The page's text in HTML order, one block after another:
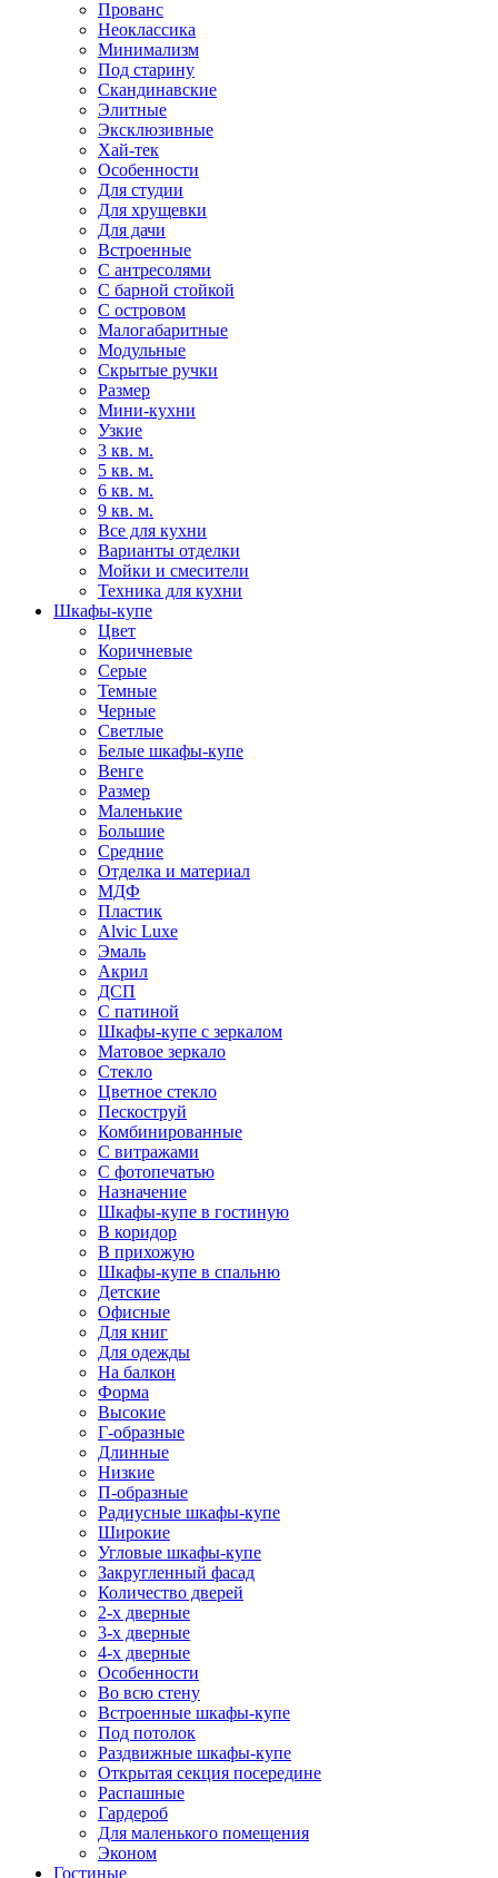
Прованс
Неоклассика
Минимализм
Под старину
Скандинавские
Элитные
Эксклюзивные
Хай-тек
Особенности
Для студии
Для хрущевки
Для дачи
Встроенные
С антресолями
С барной стойкой
С островом
Малогабаритные
Модульные
Скрытые ручки
Размер
Мини-кухни
Узкие
3 кв. м.
5 кв. м.
6 кв. м.
9 кв. м.
Все для кухни
Варианты отделки
Мойки и смесители
Техника для кухни
Шкафы-купе
Цвет
Коричневые
Серые
Темные
Черные
Светлые
Белые шкафы-купе
Венге
Размер
Маленькие
Большие
Средние
Отделка и материал
МДФ
Пластик
Alvic Luxe
Эмаль
Акрил
ДСП
С патиной
Шкафы-купе с зеркалом
Матовое зеркало
Стекло
Цветное стекло
Пескоструй
Комбинированные
С витражами
С фотопечатью
Назначение
Шкафы-купе в гостиную
В коридор
В прихожую
Шкафы-купе в спальню
Детские
Офисные
Для книг
Для одежды
На балкон
Форма
Высокие
Г-образные
Длинные
Низкие
П-образные
Радиусные шкафы-купе
Широкие
Угловые шкафы-купе
Закругленный фасад
Количество дверей
2-х дверные
3-х дверные
4-х дверные
Особенности
Во всю стену
Встроенные шкафы-купе
Под потолок
Раздвижные шкафы-купе
Открытая секция посередине
Распашные
Гардероб
Для маленького помещения
Эконом
Гостиные